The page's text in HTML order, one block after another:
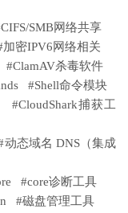
SMB网络共享
密IPV6网络相关
杀毒软件
#Shell命令模块
#CloudShark捕获工
态域名 DNS（集成
#core诊断工具
#磁盘管理工具